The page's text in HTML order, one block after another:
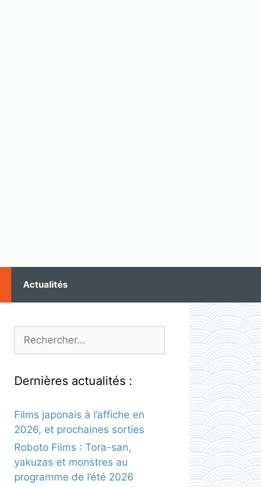
Actualités
Rechercher :
Dernières actualités :
Films japonais à l’affiche en
2026, et prochaines sorties
Roboto Films : Tora-san,
yakuzas et monstres au
programme de l’été 2026